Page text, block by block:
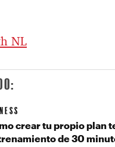
NL
crear tu propio plan
de 30